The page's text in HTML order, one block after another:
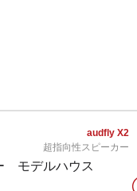
audfly X2
超指向性スピーカー
モデルハウス